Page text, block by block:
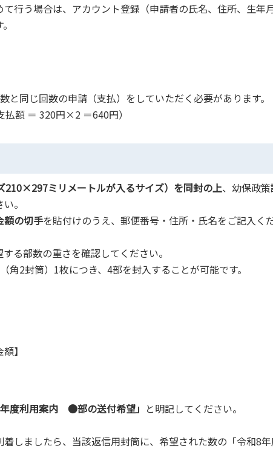
行う場合は、アカウント登録（申請者の氏名、住所、生年
同じ回数の申請（支払）をしていただく必要があります。
＝ 320円×2 ＝640円）
210×297ミリメートルが入るサイズ）を同封の上、幼保政
。
額の切手を貼付けのうえ、郵便番号・住所・氏名をご記入く
る部数の重さを確認してください。
2封筒）1枚につき、4部を封入することが可能です。
】
年度利用案内 ●部の送付希望」 と明記してください。
しましたら、当該返信用封筒に、希望された数の「令和8